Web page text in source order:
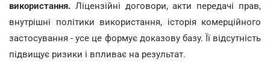
використання. Ліцензійні договори, акти передачі прав,
внутрішні політики використання, історія комерційного
застосування - усе це формує доказову базу. Її відсутність
підвищує ризики і впливає на результат.